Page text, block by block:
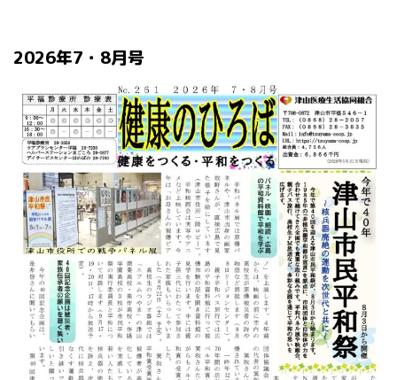
2026年7・8月号